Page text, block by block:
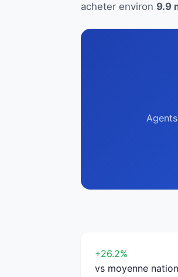
acheter environ 9.9
+26.2%
vs moyenne